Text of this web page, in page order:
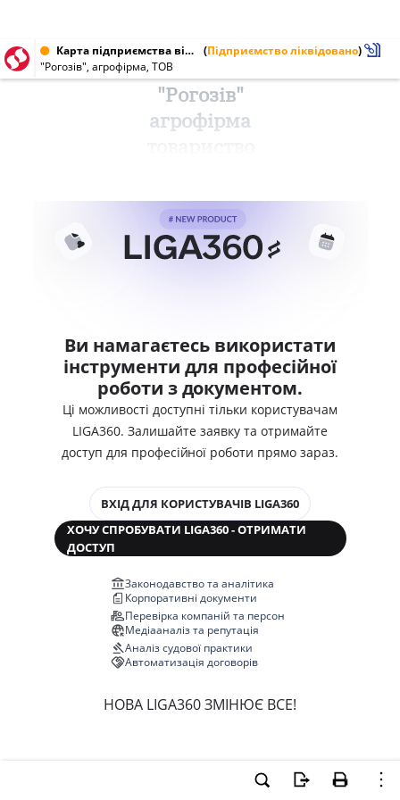
Карта підприємства від 29.09.2001 № 00849847 (Підприємство ліквідовано)
"Рогозів", агрофірма, ТОВ
"Рогозів"
агрофірма
Ви намагаєтесь використати
інструменти для професійної
роботи з документом.
Ці можливості доступні тільки користувачам
LIGA360. Залишайте заявку та отримайте
доступ для професійної роботи прямо зараз.
ВХІД ДЛЯ КОРИСТУВАЧІВ LIGA360
ХОЧУ СПРОБУВАТИ LIGA360 - ОТРИМАТИ
ДОСТУП
Законодавство та аналітика
Корпоративні документи
Перевірка компаній та персон
Медіааналіз та репутація
Аналіз судової практики
Автоматизація договорів
НОВА LIGA360 ЗМІНЮЄ ВСЕ!